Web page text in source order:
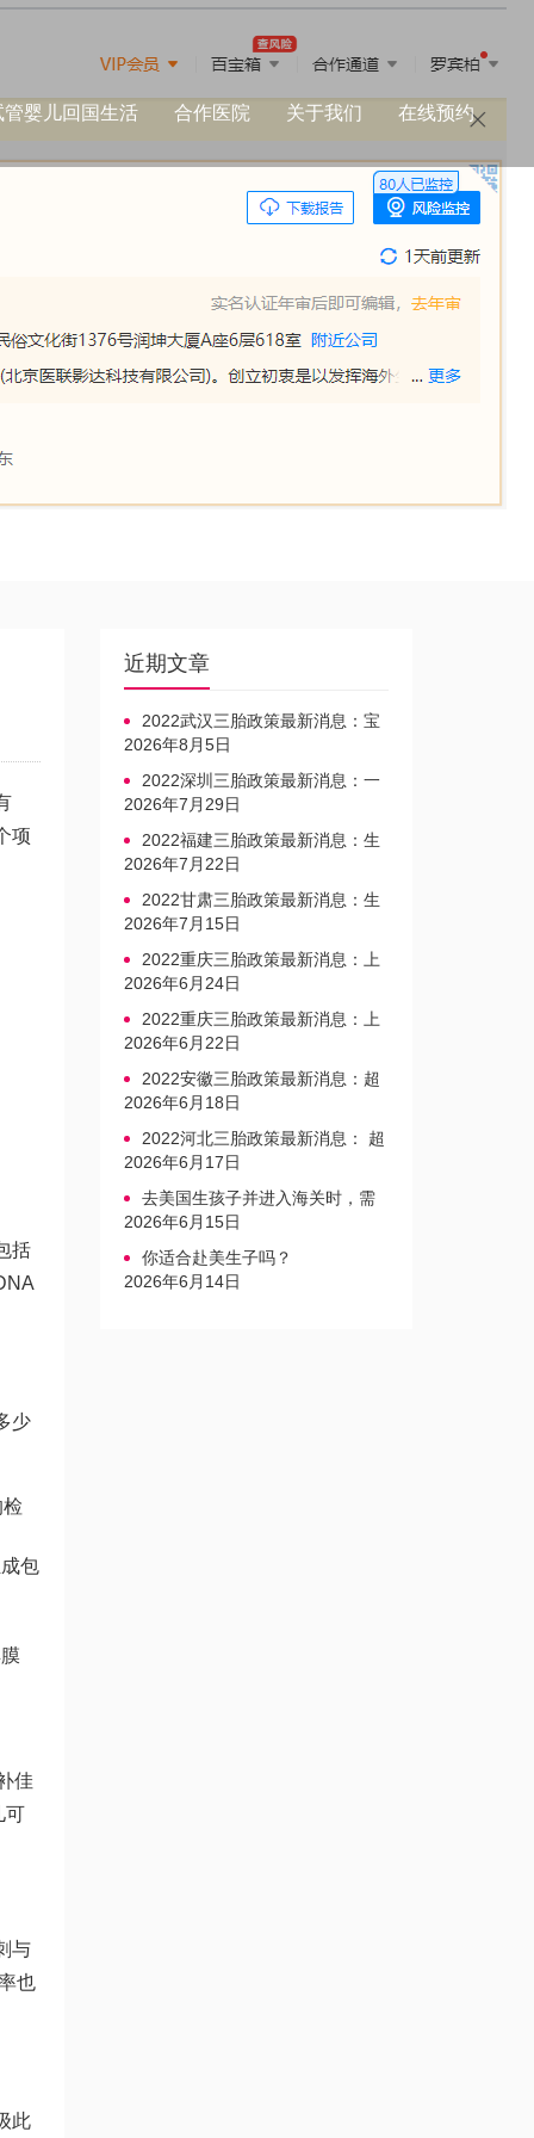
管婴儿回国生活 合作医院 关于我们 在线预约
项
括
少
包
佳
可
与
也
此
近期文章
2022武汉三胎政策最新消息：宝
宝上户口不再罚款
2026年8月5日
2022深圳三胎政策最新消息：一
文读懂上户口是否罚款
2026年7月29日
2022福建三胎政策最新消息：生
育奖励发放迎新标准
2026年7月22日
2022甘肃三胎政策最新消息：生
育产假不享受带薪福利
2026年7月15日
2022重庆三胎政策最新消息：上
户口、办准生证指南
2026年6月24日
2022重庆三胎政策最新消息：上
户口、办准生证指南
2026年6月22日
2022安徽三胎政策最新消息：超
生家庭罚款标准更新
2026年6月18日
2022河北三胎政策最新消息： 超
生三孩不再缴纳社会抚养费
2026年6月17日
去美国生孩子并进入海关时，需
要注意的事项是什么？
2026年6月15日
你适合赴美生子吗？
2026年6月14日